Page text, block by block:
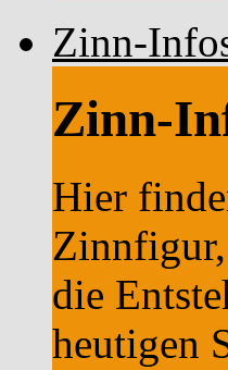
Zinn-
Zinn-
Hier
die
heutigen